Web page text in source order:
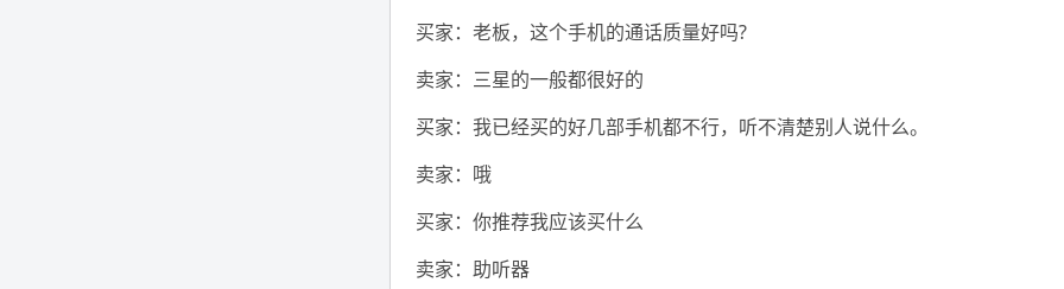
买家：老板，这个手机的通话质量好吗?
卖家：三星的一般都很好的
买家：我已经买的好几部手机都不行，听不清楚别人说什么。
卖家：哦
买家：你推荐我应该买什么
卖家：助听器